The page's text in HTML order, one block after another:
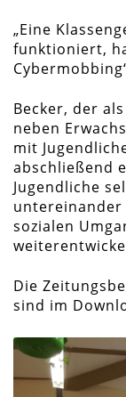
„Eine
funktioniert,
Becker, der
neben
mit
abschließend
Jugendliche
untereinander
sozialen
Die
sind im